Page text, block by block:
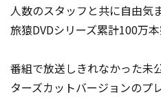
人数のスタッフと共に自由気
旅猿DVDシリーズ累計100万本
番組で放送しきれなかった未
ターズカットバージョンのプ